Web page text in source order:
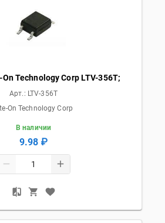
Technology Corp LTV-356T;
Арт.: LTV-356T
On Technology Corp
В наличии
9.98 ₽